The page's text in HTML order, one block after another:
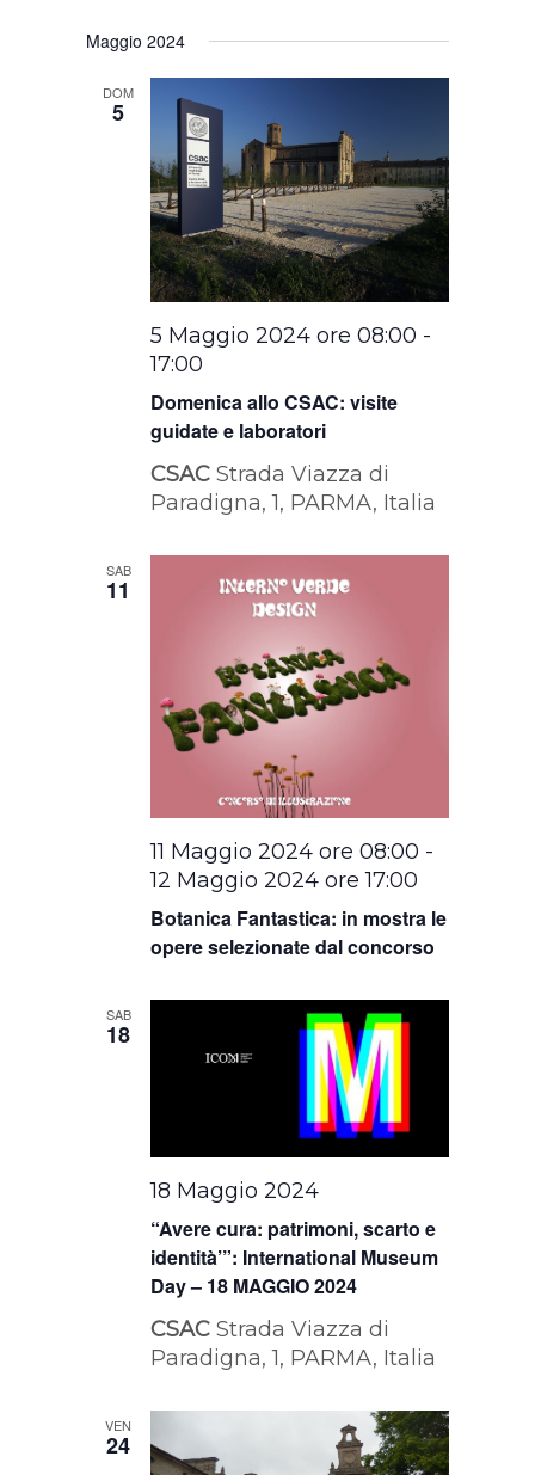
Maggio 2024
DOM
5
Domenica allo CSAC: visite
guidate e laboratori
5 Maggio 2024 ore 08:00 -
17:00
CSACStrada Viazza di
Paradigna, 1, PARMA, Italia
SAB
11
Botanica Fantastica: in mostra le
opere selezionate dal concorso
11 Maggio 2024 ore 08:00 -
12 Maggio 2024 ore 17:00
SAB
18
“Avere cura: patrimoni, scarto e
identità’”: International Museum
Day – 18 MAGGIO 2024
18 Maggio 2024
CSACStrada Viazza di
Paradigna, 1, PARMA, Italia
VEN
24